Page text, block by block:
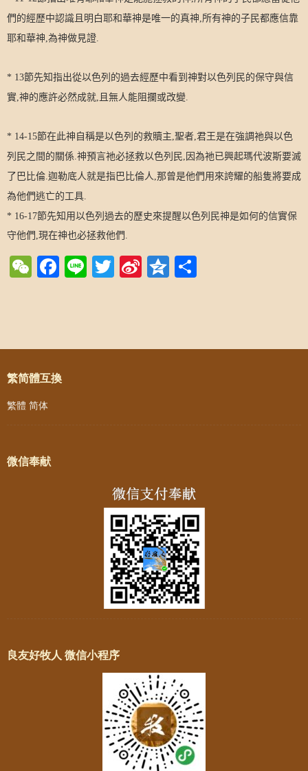
們的經歷中認識且明白耶和華神是唯一的真神 所有神的子民都應信靠
耶和華神 為神做見證
* 13節先知指出從以色列的過去經歷中看到神對以色列民的保守與信
實 神的應許必然成就 且無人能阻攔或改變
* 14-15節在此神自稱是以色列的救贖主 聖者 君王是在強調祂與以色
列民之間的關係 神預言祂必拯救以色列民 因為祂已興起瑪代波斯要滅
了巴比倫 迦勒底人就是指巴比倫人 那曾是他們用來誇耀的船隻將要成
為他們逃亡的工具
* 16-17節先知用以色列過去的歷史來提醒以色列民神是如何的信實保
守他們 現在神也必拯救他們
WeChat
Facebook
LineTwitter
SinaQzone
Post navigation
繁简體互換
繁體 简体
微信奉献
良友好牧人 微信小程序